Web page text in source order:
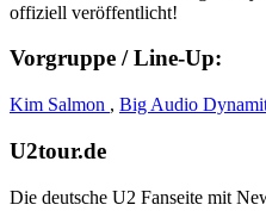
offiziell veröffentlicht!
Vorgruppe / Line-Up:
Kim Salmon , Big Audio
U2tour.de
Die deutsche U2 Fanseite mit